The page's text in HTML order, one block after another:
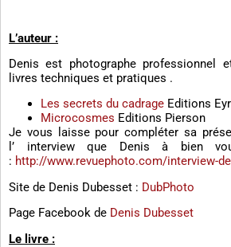
L’auteur :
Denis est photographe professionnel
livres techniques et pratiques .
Les secrets du cadrage Editions
Microcosmes Editions Pierson
Je vous laisse pour compléter sa
l’ interview que Denis à bien
: http://www.revuephoto.com/interview-
Site de Denis Dubesset : DubPhoto
Page Facebook de Denis Dubesset
Le livre :